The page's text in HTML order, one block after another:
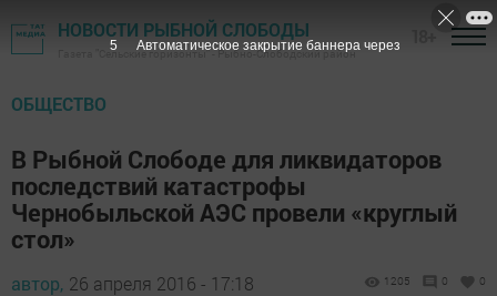
НОВОСТИ РЫБНОЙ СЛОБОДЫ
Газета "Сельские горизонты" - Рыбно-Слободский район
ОБЩЕСТВО
В Рыбной Слободе для ликвидаторов
последствий катастрофы
Чернобыльской АЭС провели «круглый
стол»
автор, 26 апреля 2016 - 17:18 1205 0 0
3 Автоматическое закрытие баннера через